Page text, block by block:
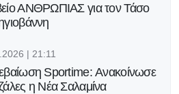
ΑΝΘΡΩΠΙΑΣ για τον Τάσο
| 21:11
Sportime: Ανακοίνωσε
η Νέα Σαλαμίνα